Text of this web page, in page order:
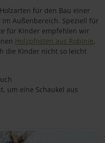
für den Bau einer
Außenbereich. Speziell für
für Kinder empfehlen wir
Holzpfosten aus Robinie,
die Kinder nicht so leicht
um eine Schaukel aus